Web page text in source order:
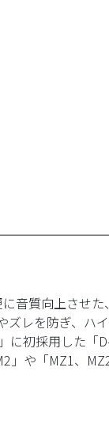
音質向上させ
レを防ぎ、
に初採用した
」や「MZ1、